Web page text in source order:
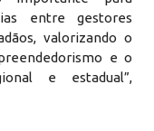
entre gestores
valorizando o
e o
e estadual”,